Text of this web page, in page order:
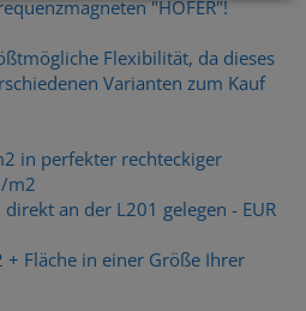
"HOFER"!
Flexibilität, da dieses
Varianten zum Kauf
in perfekter rechteckiger
m2
an der L201 gelegen - EUR
Fläche in einer Größe Ihrer